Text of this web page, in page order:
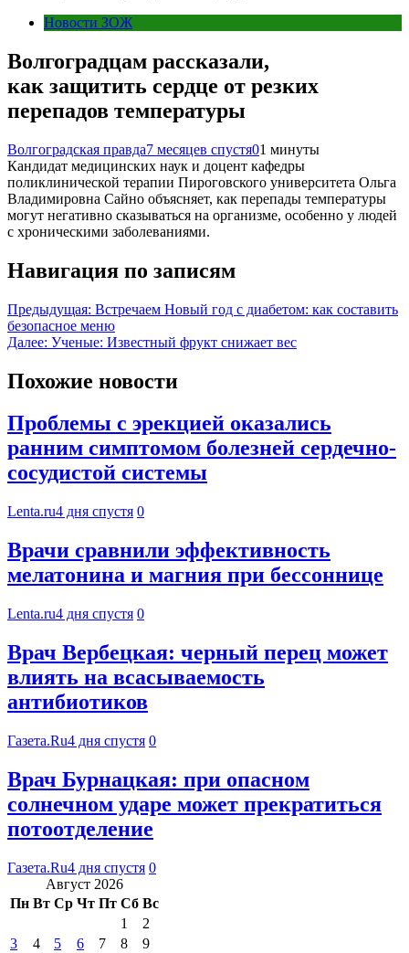
Новости ЗОЖ
Волгоградцам рассказали,
как защитить сердце от резких
перепадов температуры
Волгоградская правда7 месяцев спустя01 минуты
Кандидат медицинских наук и доцент кафедры
поликлинической терапии Пироговского университета Ольга
Владимировна Сайно объясняет, как перепады температуры
могут негативно сказываться на организме, особенно у людей
с хроническими заболеваниями.
Навигация по записям
Предыдущая: Встречаем Новый год с диабетом: как составить
безопасное меню
Далее: Ученые: Известный фрукт снижает вес
Похожие новости
Проблемы с эрекцией оказались
ранним симптомом болезней сердечно-
сосудистой системы
Lenta.ru4 дня спустя 0
Врачи сравнили эффективность
мелатонина и магния при бессоннице
Lenta.ru4 дня спустя 0
Врач Вербецкая: черный перец может
влиять на всасываемость
антибиотиков
Газета.Ru4 дня спустя 0
Врач Бурнацкая: при опасном
солнечном ударе может прекратиться
потоотделение
Газета.Ru4 дня спустя 0
Август 2026
Пн Вт Ср Чт Пт Сб Вс
1
2
3
4 5 6 7 8
9